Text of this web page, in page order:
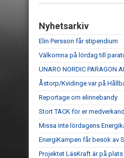
Nyhetsarkiv
Elin Persson får stipendium
Välkomna på lördag till
UNARO NORDIC PARAGON
Åstorp/Kvidinge var på
Reportage om elinnebandy
Stort TACK för er
Missa inte lördagens
EnergiKampen får besök av
Projektet LäsKraft är på